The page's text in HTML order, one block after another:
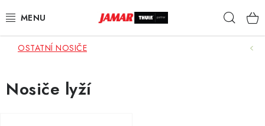
na
STŘEŠNÍ NOSIČE
NOSIČE KOL
OSTATNÍ NOSIČE
Nosiče lyží